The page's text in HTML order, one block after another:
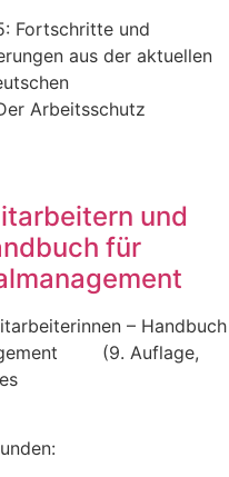
Fortschritte und
aus der aktuellen
Arbeitsschutz
und
für
– Handbuch
(9. Auflage,